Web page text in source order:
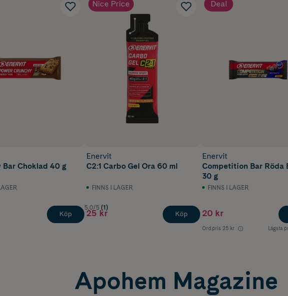
Bar Choklad 40 g
Köp
Nice Price
Enervit
C2:1 Carbo Gel Ora 60 ml
FINNS I LAGER
5.0/5 (1)
25 kr Köp
Deal
Enervit
Competition Bar Röda
30 g
FINNS I LAGER
20 kr
Ord.pris 25 kr Lägsta
Apohem Magazine